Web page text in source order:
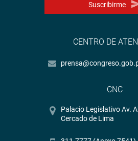
Suscribirme
CENTRO DE
CNC
Palacio Legislativo Av.
Cercado de Lima